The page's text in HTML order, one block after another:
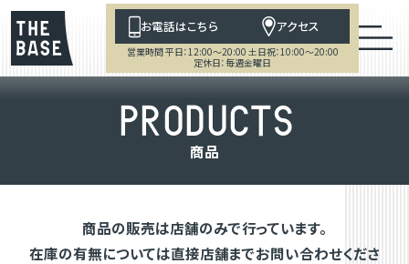
お電話はこちら アクセス
営業時間 平日：12:00～20:00 土日祝：10:00～20:00
定休日：毎週金曜日
PRODUCTS
商品
商品の販売は店舗のみで行っています。
在庫の有無については直接店舗までお問い合わせくださ